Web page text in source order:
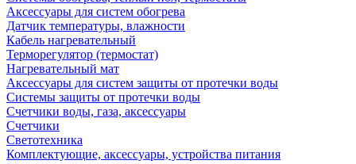
Аксессуары для систем обогрева
Датчик температуры, влажности
Кабель нагревательный
Терморегулятор (термостат)
Нагревательный мат
Аксессуары для систем защиты от протечки воды
Системы защиты от протечки воды
Счетчики воды, газа, аксессуары
Счетчики
Светотехника
Комплектующие, аксессуары, устройства питания